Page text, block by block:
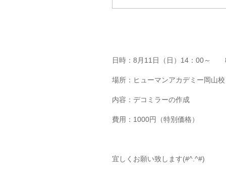
日時：8月11日（日）14：00～
場所：ヒューマンアカデミー岡山校
内容：デコミラーの作成
費用：1000円（特別価格）
宜しくお願い致します(#^.^#)